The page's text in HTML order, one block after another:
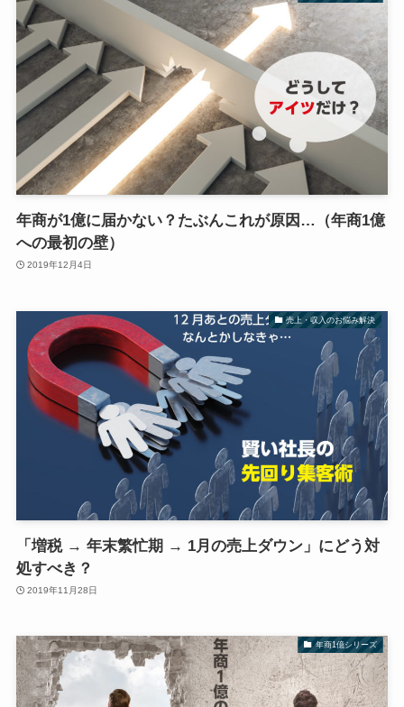
年商が1億に届かない？たぶんこれが原因…（年商1億
への最初の壁）
2019年12月4日
売上・収入のお悩み解決
「増税 → 年末繁忙期 → 1月の売上ダウン」にどう対
処すべき？
2019年11月28日
年商1億シリーズ